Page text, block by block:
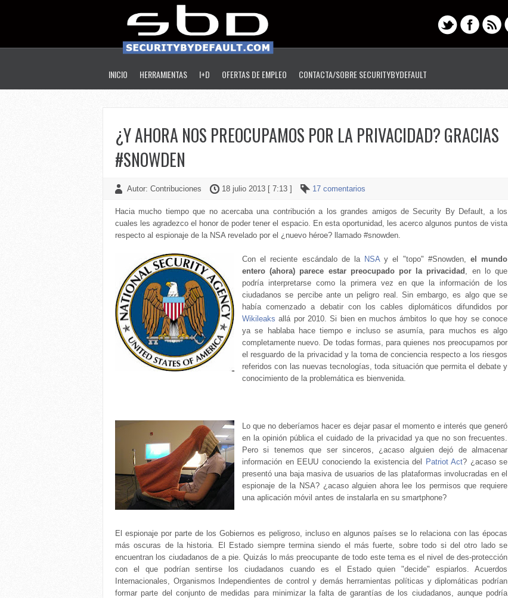
INICIO HERRAMIENTAS I+D OFERTAS DE EMPLEO CONTACTA/SOBRE SECURITYBYDEFAULT
¿Y AHORA NOS PREOCUPAMOS POR LA PRIVACIDAD? GRACIAS
#SNOWDEN
Autor: Contribuciones 18 julio 2013 [ 7:13 ] 17 comentarios
Hacia mucho tiempo que no acercaba una contribución a los grandes amigos de Security By Default, a los
cuales les agradezco el honor de poder tener el espacio. En esta oportunidad, les acerco algunos puntos de vista
respecto al espionaje de la NSA revelado por el ¿nuevo héroe? llamado #snowden.
Con el reciente escándalo de la NSAy el "topo" #Snowden, el mundo
entero (ahora) parece estar preocupado por la privacidad , en lo que
podría interpretarse como la primera vez en que la información de los
ciudadanos se percibe ante un peligro real. Sin embargo, es algo que se
había comenzado a debatir con los cables diplomáticos difundidos por
Wikileaks allá por 2010.Si bien en muchos ámbitos lo que hoy se conoce
ya se hablaba hace tiempo e incluso se asumía, para muchos es algo
completamente nuevo. De todas formas, para quienes nos preocupamos por
el resguardo de la privacidad y la toma de conciencia respecto a los riesgos
referidos con las nuevas tecnologías, toda situación que permita el debate y
conocimiento de la problemática es bienvenida.
Lo que no deberíamos hacer es dejar pasar el momento e interés que generó
en la opinión pública el cuidado de la privacidad ya que no son frecuentes.
Pero si tenemos que ser sinceros, ¿acaso alguien dejó de almacenar
información en EEUU conociendo la existencia del
Patriot Act? ¿acaso se
presentó una baja masiva de usuarios de las plataformas involucradas en el
espionaje de la NSA? ¿acaso alguien ahora lee los permisos que requiere
una aplicación móvil antes de instalarla en su smartphone?
El espionaje por parte de los Gobiernos es peligroso, incluso en algunos países se lo relaciona con las épocas
más oscuras de la historia. El Estado siempre termina siendo el más fuerte, sobre todo si del otro lado se
encuentran los ciudadanos de a pie. Quizás lo más preocupante de todo este tema es el nivel de des-protección
con el que podrían sentirse los ciudadanos cuando es el Estado quien "decide" espiarlos. Acuerdos
Internacionales, Organismos Independientes de control y demás herramientas políticas y diplomáticas podrían
formar parte del conjunto de medidas para minimizar la falta de garantías de los ciudadanos, aunque podría